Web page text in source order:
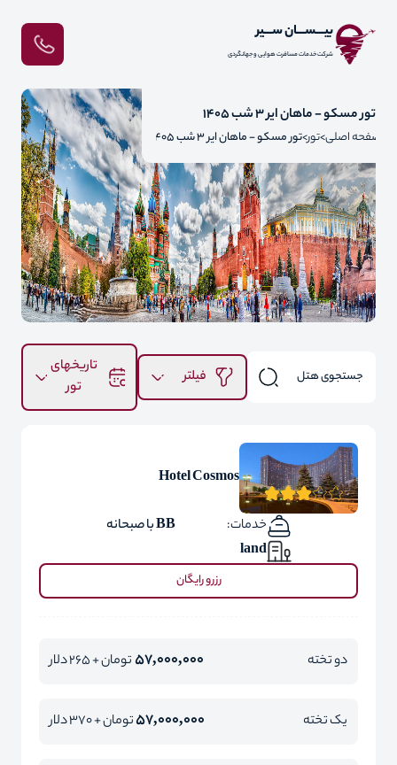
بیـــســـان ســـیر
شرکت خدمات مسافرت هوایی و جهانگردی
تور مسکو - ماهان ایر 3 شب 1405
صفحه اصلی تور تور مسکو - ماهان ایر 3 شب 1405
فیلتر
تاریخهای
تور
Hotel Cosmos
خدمات:
BB با صبحانه
land
رزرو رایگان
دو تخته 57,000,000تومان + 265 دلار
یک تخته 57,000,000تومان + 370 دلار